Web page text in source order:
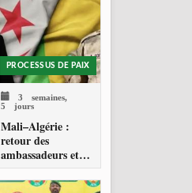
PROCESSUS DE PAIX
3 semaines,
5 jours
Mali–Algérie :
retour des
ambassadeurs et
réouverture des
espaces aériens